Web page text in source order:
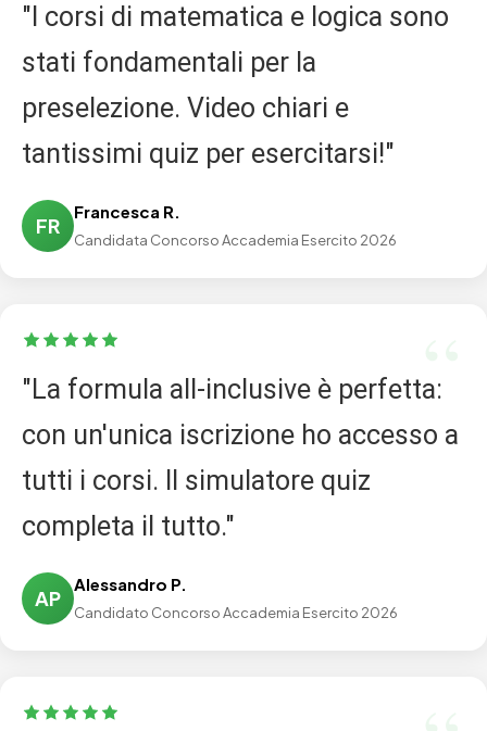
"I corsi di matematica e logica sono
stati fondamentali per la
preselezione. Video chiari e
tantissimi quiz per esercitarsi!"
FR
Francesca R.
Candidata Concorso Accademia Esercito 2026
"La formula all-inclusive è perfetta:
con un'unica iscrizione ho accesso a
tutti i corsi. Il simulatore quiz
completa il tutto."
AP
Alessandro P.
Candidato Concorso Accademia Esercito 2026